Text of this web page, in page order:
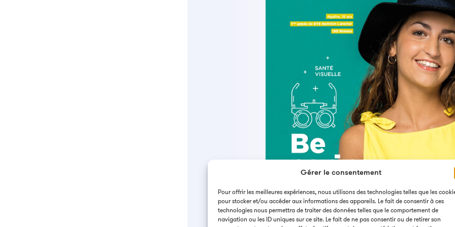
Gérer le consentement
Pour offrir les meilleures expériences, nous utilisons des technologies telles que les
pour stocker et/ou accéder aux informations des appareils. Le fait de consentir à ces
technologies nous permettra de traiter des données telles que le comportement de
navigation ou les ID uniques sur ce site. Le fait de ne pas consentir ou de retirer son